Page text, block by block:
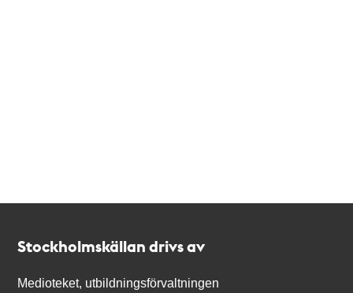
Stockholmskällan drivs av
Medioteket, utbildningsförvaltningen